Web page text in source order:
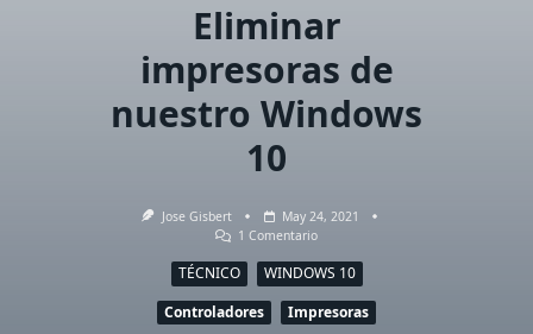
Eliminar
impresoras de
nuestro Windows
10
Jose Gisbert
May 24, 2021
1 ComentarioEn
Impresoras
De
Nuestro
Windows
TÉCNICO
WINDOWS 10
Controladores
Impresoras